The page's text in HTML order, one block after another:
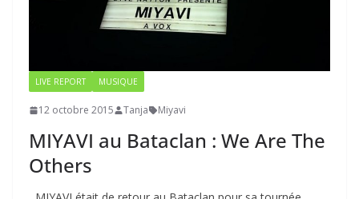
LIVE REPORT MUSIQUE
12 octobre 2015 Tanja Miyavi
MIYAVI au Bataclan : We Are The
Others